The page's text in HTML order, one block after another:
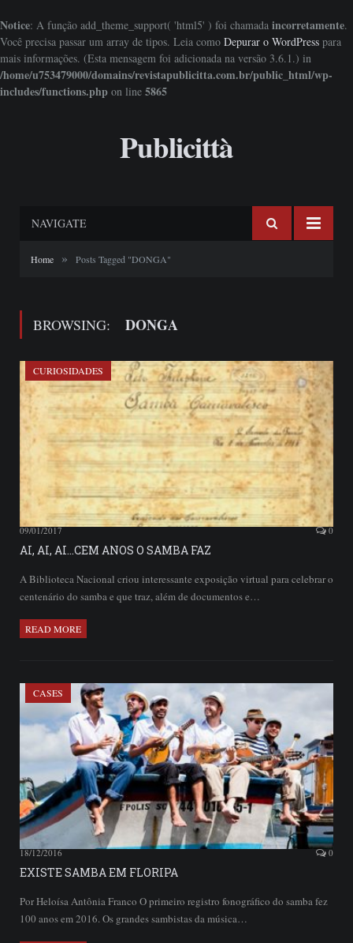
Notice: A função add_theme_support( 'html5' ) foi chamada incorretamente.
Você precisa passar um array de tipos. Leia como Depurar o WordPress para
mais informações. (Esta mensagem foi adicionada na versão 3.6.1.) in
/home/u753479000/domains/revistapublicitta.com.br/public_html/wp-
includes/functions.php on line 5865
Publicittà
NAVIGATE
Home » Posts Tagged "DONGA"
BROWSING: DONGA
CURIOSIDADES
09/01/2017 0
AI, AI, AI…CEM ANOS O SAMBA FAZ
A Biblioteca Nacional criou interessante exposição virtual para celebrar o
centenário do samba e que traz, além de documentos e…
READ MORE
CASES
18/12/2016 0
EXISTE SAMBA EM FLORIPA
Por Heloísa Antônia Franco O primeiro registro fonográfico do samba fez
100 anos em 2016. Os grandes sambistas da música…